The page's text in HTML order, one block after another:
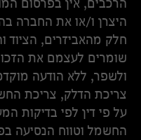
היצרן ו/או את החברה
חלק מהאביזרים, הציוד
שומרים לעצמם את
ולשפר, ללא הודעה
צריכת הדלק, צריכת
על פי דין לפי בדיקות
החשמל וטווח הנסיעה